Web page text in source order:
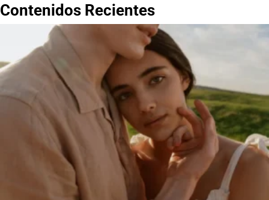
Contenidos Recientes